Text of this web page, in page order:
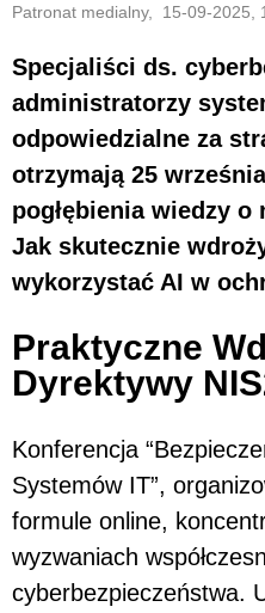
Patronat medialny, 15-09-2025,
Specjaliści ds.
administratorzy
odpowiedzialne za
otrzymają 25
pogłębienia wiedzy
Jak skutecznie
wykorzystać AI w
Praktyczne
Dyrektywy
Konferencja
Systemów IT”,
formule online,
wyzwaniach
cyberbezpieczeństwa.